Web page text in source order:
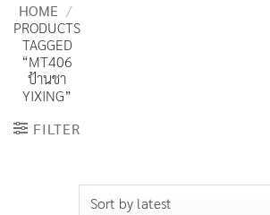
HOME /
PRODUCTS
TAGGED
“MT406
ป้านชา
YIXING”
FILTER